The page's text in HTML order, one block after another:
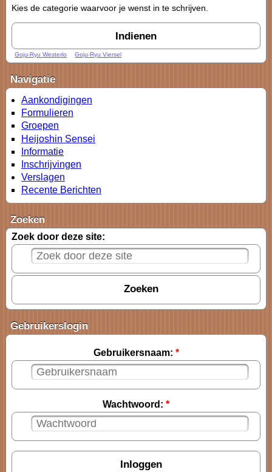
Kies de categorie waarvoor je wenst in te schrijven.
Goju-Ryu Westerlo Goju-Ryu Viersel
Navigatie
Aankondigingen
Formulieren
Groepen
Heijoshin Sensei
Informatie
Inschrijvingen
Verslagen
Recente Berichten
Zoeken
Zoek door deze site:
Gebruikerslogin
Gebruikersnaam: *
Wachtwoord: *